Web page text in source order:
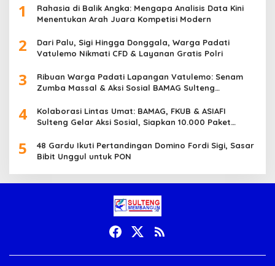
1
Rahasia di Balik Angka: Mengapa Analisis Data Kini
Menentukan Arah Juara Kompetisi Modern
2
Dari Palu, Sigi Hingga Donggala, Warga Padati
Vatulemo Nikmati CFD & Layanan Gratis Polri
3
Ribuan Warga Padati Lapangan Vatulemo: Senam
Zumba Massal & Aksi Sosial BAMAG Sulteng
4
Kolaborasi Lintas Umat: BAMAG, FKUB & ASIAFI
Sulteng Gelar Aksi Sosial, Siapkan 10.000 Paket
5
48 Gardu Ikuti Pertandingan Domino Fordi Sigi, Sasar
Bibit Unggul untuk PON